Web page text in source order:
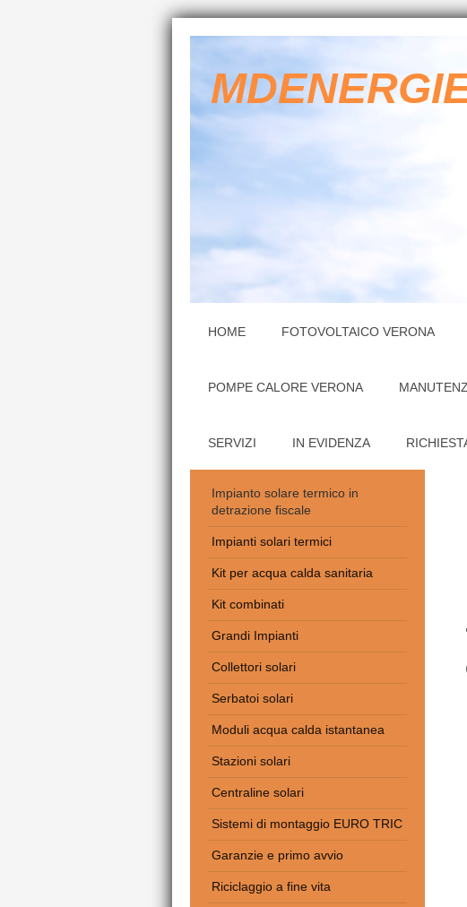
HOME FOTOVOLTAICO VERONA
POMPE CALORE VERONA
SERVIZI IN EVIDENZA
Impianto solare termico in
detrazione fiscale
Impianti solari termici
Kit per acqua calda sanitaria
Kit combinati
Grandi Impianti
Collettori solari
Serbatoi solari
Moduli acqua calda istantanea
Stazioni solari
Centraline solari
Sistemi di montaggio EURO TRIC
Garanzie e primo avvio
Riciclaggio a fine vita